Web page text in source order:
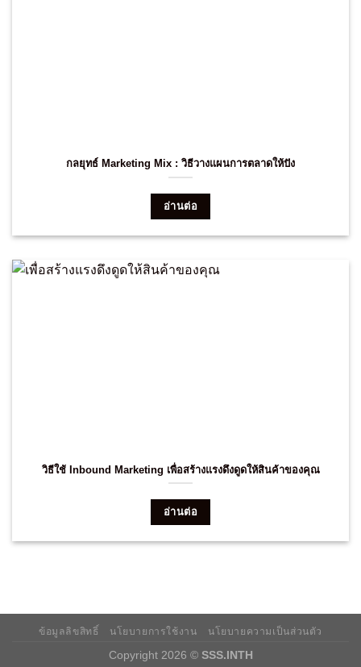
กลยุทธ์ Marketing Mix : วิธีวางแผนการตลาดให้ปัง
อ่านต่อ
วิธีใช้ Inbound Marketing เพื่อสร้างแรงดึงดูดให้สินค้าของคุณ
อ่านต่อ
ข้อมูลลิขสิทธิ์ นโยบายการใช้งาน นโยบายความเป็นส่วนตัว
Copyright 2026 © SSS.INTH